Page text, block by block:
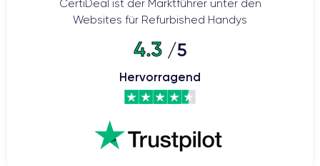
CertiDeal ist der Marktführer unter den
Websites für Refurbished Handys
4.3/5
Hervorragend